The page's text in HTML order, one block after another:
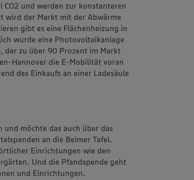
und werden zur konstanteren
wird der Markt mit der Abwärme
gibt es eine Flächenheizung in
wurde eine Photovoltaikanlage
der zu über 90 Prozent im Markt
Hannover die E-Mobilität voran
des Einkaufs an einer Ladesäule
und möchte das auch über das
an die Belmer Tafel.
Einrichtungen wie den
Und die Pfandspende geht
und Einrichtungen.